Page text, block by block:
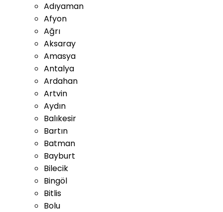
Adıyaman
Afyon
Ağrı
Aksaray
Amasya
Antalya
Ardahan
Artvin
Aydın
Balıkesir
Bartın
Batman
Bayburt
Bilecik
Bingöl
Bitlis
Bolu